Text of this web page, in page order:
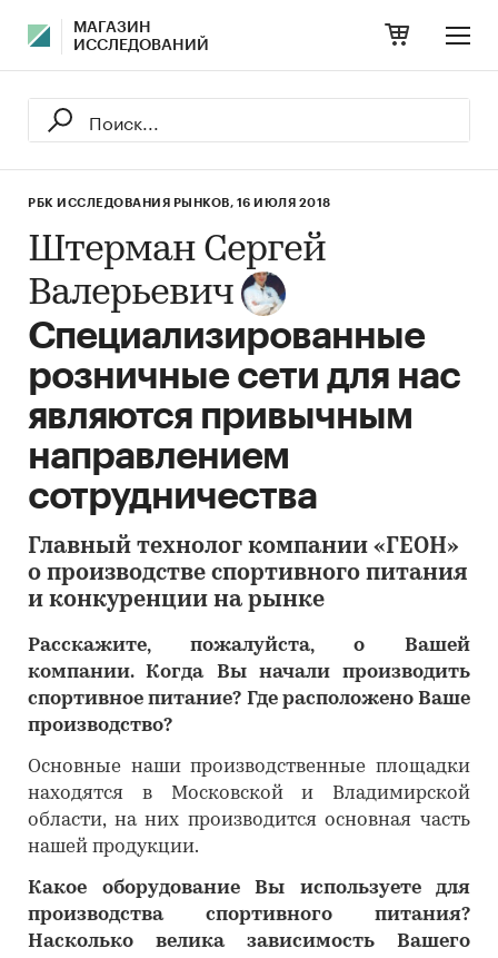
МАГАЗИН
ИССЛЕДОВАНИЙ
РБК ИССЛЕДОВАНИЯ РЫНКОВ, 16 ИЮЛЯ 2018
Штерман Сергей
Валерьевич
Специализированные
розничные сети для нас
являются привычным
направлением
сотрудничества
Главный технолог компании «ГЕОН»
о производстве спортивного питания
и конкуренции на рынке
Расскажите, пожалуйста, о Вашей
компании. Когда Вы начали производить
спортивное питание? Где расположено Ваше
производство?
Основные наши производственные площадки
находятся в Московской и Владимирской
области, на них производится основная часть
нашей продукции.
Какое оборудование Вы используете для
производства спортивного питания?
Насколько велика зависимость Вашего